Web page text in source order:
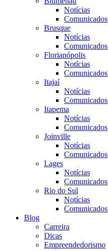
Notícias
Comunicados
Brusque
Notícias
Comunicados
Florianópolis
Notícias
Comunicados
Itajaí
Notícias
Comunicados
Itapema
Notícias
Comunicados
Joinville
Notícias
Comunicados
Lages
Notícias
Comunicados
Rio do Sul
Notícias
Comunicados
Blog
Carreira
Dicas
Empreendedorismo